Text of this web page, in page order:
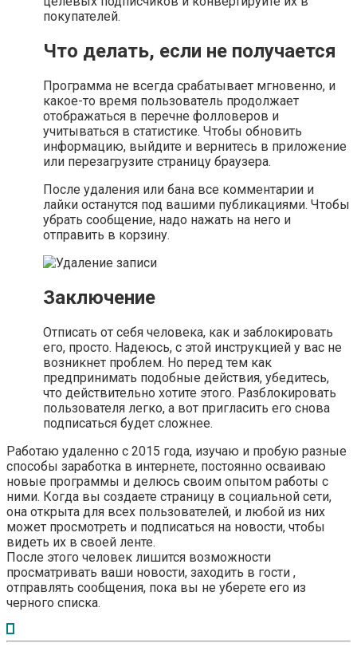
покупателей.
Что делать, если не получается
Программа не всегда срабатывает мгновенно, и
какое-то время пользователь продолжает
отображаться в перечне фолловеров и
учитываться в статистике. Чтобы обновить
информацию, выйдите и вернитесь в приложение
или перезагрузите страницу браузера.
После удаления или бана все комментарии и
лайки останутся под вашими публикациями. Чтобы
убрать сообщение, надо нажать на него и
отправить в корзину.
Заключение
Отписать от себя человека, как и заблокировать
его, просто. Надеюсь, с этой инструкцией у вас не
возникнет проблем. Но перед тем как
предпринимать подобные действия, убедитесь,
что действительно хотите этого. Разблокировать
пользователя легко, а вот пригласить его снова
подписаться будет сложнее.
Работаю удаленно с 2015 года, изучаю и пробую разные
способы заработка в интернете, постоянно осваиваю
новые программы и делюсь своим опытом работы с
ними. Когда вы создаете страницу в социальной сети,
она открыта для всех пользователей, и любой из них
может просмотреть и подписаться на новости, чтобы
видеть их в своей ленте.
После этого человек лишится возможности
просматривать ваши новости, заходить в гости ,
отправлять сообщения, пока вы не уберете его из
черного списка.